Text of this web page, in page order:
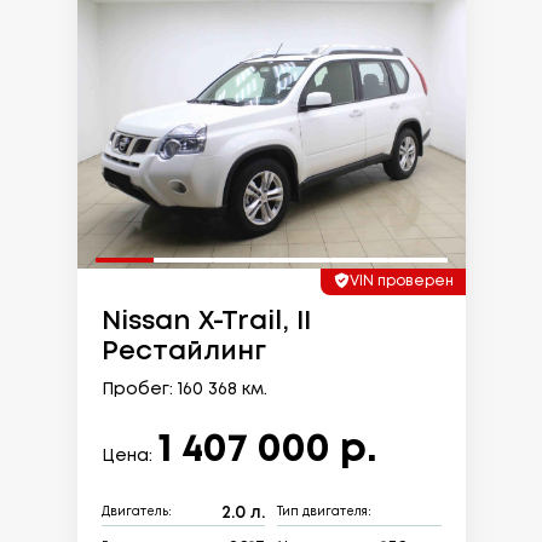
VIN проверен
Nissan X-Trail, II
Рестайлинг
Пробег: 160 368 км.
Цена: 1 407 000 р.
Двигатель: 2.0 л. Тип двигателя: